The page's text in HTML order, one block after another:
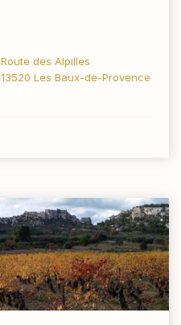
Route des Alpilles
13520 Les Baux-de-Provence